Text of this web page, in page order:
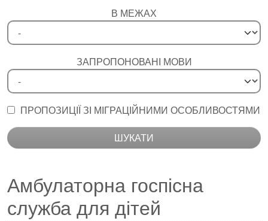
В МЕЖАХ
ЗАПРОПОНОВАНІ МОВИ
ПРОПОЗИЦІЇ ЗІ МІГРАЦІЙНИМИ ОСОБЛИВОСТЯМИ
ШУКАТИ
Амбулаторна госпісна
служба для дітей